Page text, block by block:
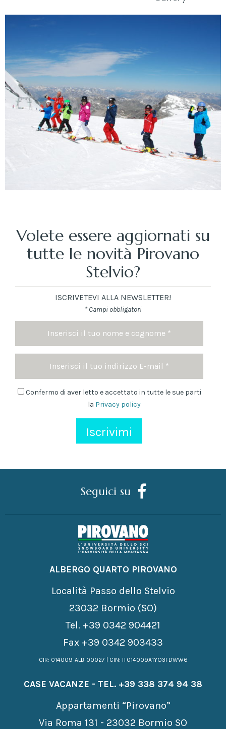
Volete essere aggiornati su
tutte le novità Pirovano
Stelvio?
ISCRIVETEVI ALLA NEWSLETTER!
* Campi obbligatori
e
*
Email
Newsletter
Confermo di aver letto e accettato in tutte le sue parti
la Privacy policy
Seguici su
ALBERGO QUARTO PIROVANO
Località Passo dello Stelvio
23032 Bormio (SO)
Tel. +39 0342 904421
Fax +39 0342 903433
CIR: 014009-ALB-00027 | CIN: IT014009A1YO3FDWW6
CASE VACANZE - TEL. +39 338 374 94 38
Appartamenti “Pirovano”
Via Roma 131 - 23032 Bormio SO